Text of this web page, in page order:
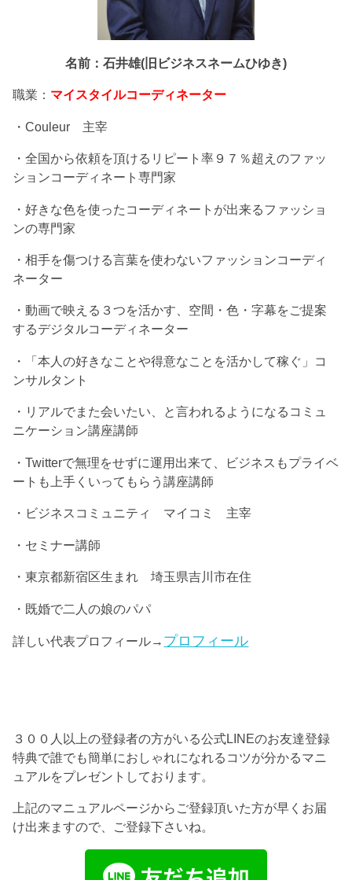
名前：石井雄(旧ビジネスネームひゆき)
職業： マイスタイルコーディネーター
・Couleur 主宰
・全国から依頼を頂けるリピート率９７％超えのファッ
ションコーディネート専門家
・好きな色を使ったコーディネートが出来るファッショ
ンの専門家
・相手を傷つける言葉を使わないファッションコーディ
ネーター
・動画で映える３つを活かす、空間・色・字幕をご提案
するデジタルコーディネーター
・「本人の好きなことや得意なことを活かして稼ぐ」コ
ンサルタント
・リアルでまた会いたい、と言われるようになるコミュ
ニケーション講座講師
・Twitterで無理をせずに運用出来て、ビジネスもプライベ
ートも上手くいってもらう講座講師
・ビジネスコミュニティ マイコミ 主宰
・セミナー講師
・東京都新宿区生まれ 埼玉県吉川市在住
・既婚で二人の娘のパパ
詳しい代表プロフィール→ プロフィール
３００人以上の登録者の方がいる公式LINEのお友達登録
特典で誰でも簡単におしゃれになれるコツが分かるマニ
ュアルをプレゼントしております。
上記のマニュアルページからご登録頂いた方が早くお届
け出来ますので、ご登録下さいね。